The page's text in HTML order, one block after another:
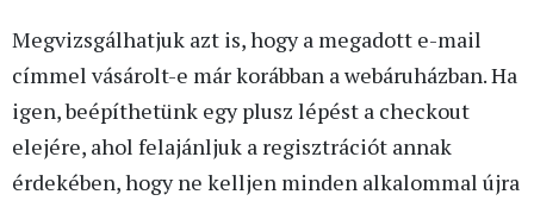
Megvizsgálhatjuk azt is, hogy a megadott e-mail
címmel vásárolt-e már korábban a webáruházban. Ha
igen, beépíthetünk egy plusz lépést a checkout
elejére, ahol felajánljuk a regisztrációt annak
érdekében, hogy ne kelljen minden alkalommal újra